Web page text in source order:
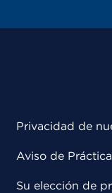
Privacidad de
Aviso de
Su elección de